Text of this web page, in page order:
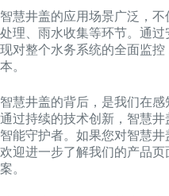
智慧井盖的应用场景广泛，
处理、雨水收集等环节。通
现对整个水务系统的全面监
本。
智慧井盖的背后，是我们在感
通过持续的技术创新，智慧
智能守护者。如果您对智慧井
欢迎进一步了解我们的产品
案。